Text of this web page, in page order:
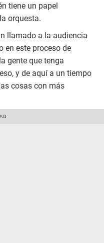
tiene un papel
orquesta.
llamado a la audiencia
en este proceso de
gente que tenga
y de aquí a un tiempo
cosas con más